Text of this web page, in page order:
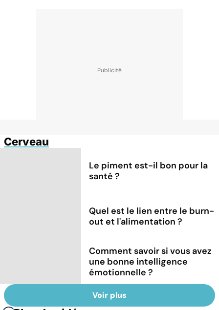
Cerveau
Le piment est-il bon pour la
santé ?
Quel est le lien entre le burn-
out et l'alimentation ?
Comment savoir si vous avez
une bonne intelligence
émotionnelle ?
Voir plus